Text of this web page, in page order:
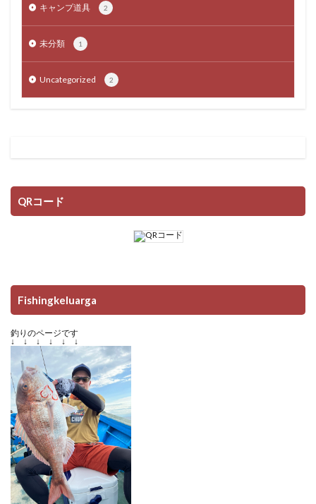
キャンプ道具 2
未分類 1
Uncategorized 2
QRコード
Fishingkeluarga
釣りのページです
↓ ↓ ↓ ↓ ↓ ↓